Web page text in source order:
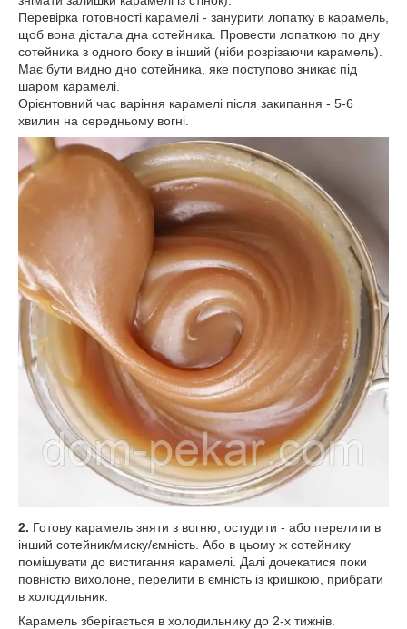
Перевірка готовності карамелі - занурити лопатку в карамель,
щоб вона дістала дна сотейника. Провести лопаткою по дну
сотейника з одного боку в інший (ніби розрізаючи карамель).
Має бути видно дно сотейника, яке поступово зникає під
шаром карамелі.
Орієнтовний час варіння карамелі після закипання - 5-6
хвилин на середньому вогні.
2. Готову карамель зняти з вогню, остудити - або перелити в
інший сотейник/миску/ємність. Або в цьому ж сотейнику
помішувати до вистигання карамелі. Далі дочекатися поки
повністю вихолоне, перелити в ємність із кришкою, прибрати
в холодильник.
Карамель зберігається в холодильнику до 2-х тижнів.